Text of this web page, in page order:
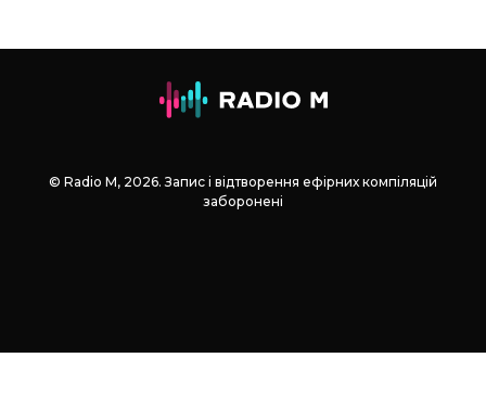
© Radio М, 2026. Запис і відтворення ефірних компіляцій
заборонені